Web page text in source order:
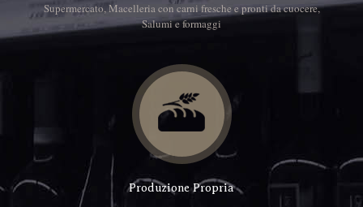
Supermercato, Macelleria con carni fresche e pronti da cuocere,
Salumi e formaggi
Produzione Propria